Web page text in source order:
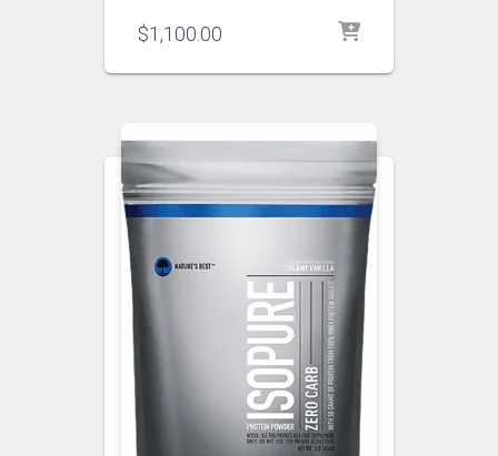
$1,100.00